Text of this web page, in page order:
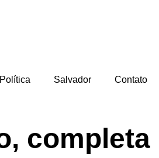
Política Salvador Contato
completa